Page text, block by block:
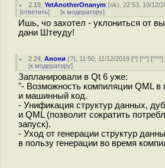
2.19 ,YetAnotherOnanym (ok), 22:53, 10/12/
[ответить] [к модератору]
Ишь, чо захотел - уклониться от
дани Штеуду!
2.24 ,Анони (?), 11:50, 11/12/2019 [^] [^^] [^^^]
[к модератору]
Запланировали в Qt 6 уже:
"- Возможность компиляции QML в
и машинный код.
- Унификация структур данных,
и QML (позволит сократить
запуск).
- Уход от генерации структур
в пользу генерации во время